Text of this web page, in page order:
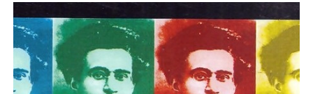
nove-edu-2012.jpg